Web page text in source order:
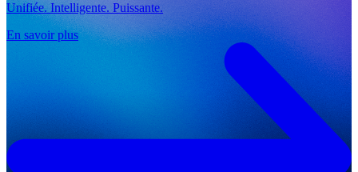
Unifiée. Intelligente. Puissante.
En savoir plus